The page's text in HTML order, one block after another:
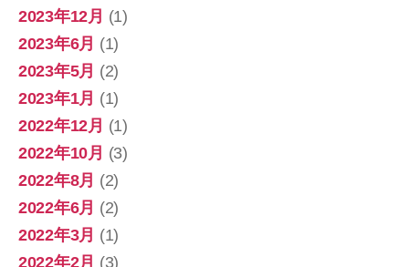
2023年12月 (1)
2023年6月 (1)
2023年5月 (2)
2023年1月 (1)
2022年12月 (1)
2022年10月 (3)
2022年8月 (2)
2022年6月 (2)
2022年3月 (1)
2022年2月 (3)